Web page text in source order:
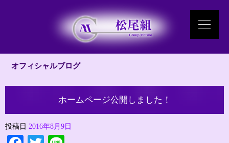
オフィシャルブログ
ホームページ公開しました！
投稿日 2016年8月9日